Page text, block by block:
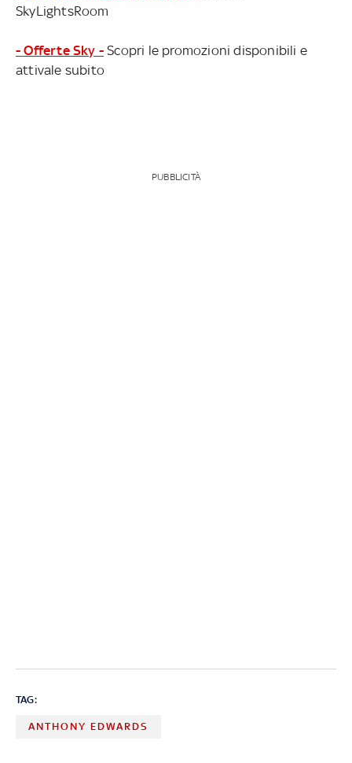
SkyLightsRoom
- Offerte Sky - Scopri le promozioni disponibili e
attivale subito
PUBBLICITÀ
TAG:
ANTHONY EDWARDS